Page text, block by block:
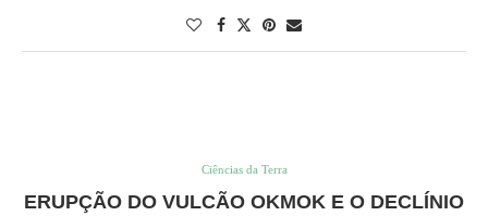
Ciências da Terra
ERUPÇÃO DO VULCÃO OKMOK E O DECLÍNIO